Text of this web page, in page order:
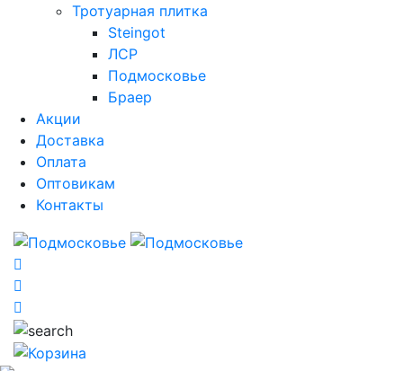
Тротуарная плитка
Steingot
ЛСР
Подмосковье
Браер
Акции
Доставка
Оплата
Оптовикам
Контакты